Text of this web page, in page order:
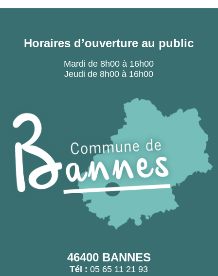
Horaires d’ouverture au public
Mardi de 8h00 à 16h00
Jeudi de 8h00 à 16h00
46400 BANNES
Tél : 05 65 11 21 93